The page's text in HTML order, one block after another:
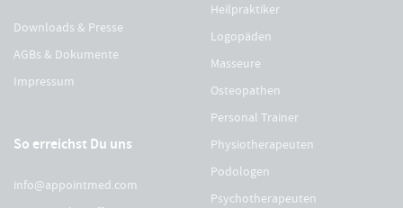
Downloads & Presse
AGBs & Dokumente
Impressum
So erreichst Du uns
info@appointmed.com
Heilpraktiker
Logopäden
Masseure
Osteopathen
Personal Trainer
Physiotherapeuten
Podologen
Psychotherapeuten